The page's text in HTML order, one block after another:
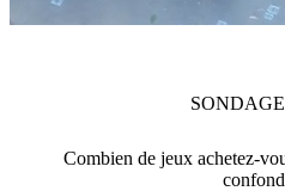
SONDAGE
Combien de jeux achetez-